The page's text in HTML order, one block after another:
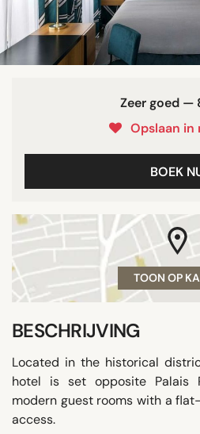
Zeer goed —
Opslaan in
BOEK
TOON OP
BESCHRIJVING
Located in the historical
hotel is set opposite Palais
modern guest rooms with a
access.